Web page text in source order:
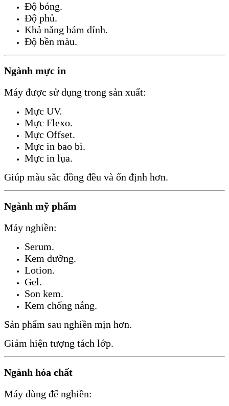
Độ bóng.
Độ phủ.
Khả năng bám dính.
Độ bền màu.
Ngành mực in
Máy được sử dụng trong sản xuất:
Mực UV.
Mực Flexo.
Mực Offset.
Mực in bao bì.
Mực in lụa.
Giúp màu sắc đồng đều và ổn định hơn.
Ngành mỹ phẩm
Máy nghiền:
Serum.
Kem dưỡng.
Lotion.
Gel.
Son kem.
Kem chống nắng.
Sản phẩm sau nghiền mịn hơn.
Giảm hiện tượng tách lớp.
Ngành hóa chất
Máy dùng để nghiền: